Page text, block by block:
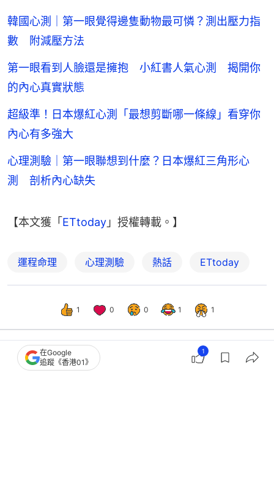
韓國心測｜第一眼覺得邊隻動物最可憐？測出壓力指
數 附減壓方法
第一眼看到人臉還是擁抱 小紅書人氣心測 揭開你
的內心真實狀態
超級準！日本爆紅心測「最想剪斷哪一條線」看穿你
內心有多強大
心理測驗｜第一眼聯想到什麼？日本爆紅三角形心
測 剖析內心缺失
【本文獲「ETtoday 」授權轉載。】
運程命理 心理測驗 熱話 ETtoday
1 0 0 1 1
女生 美容手帳
在Google
追蹤《香港01》
1